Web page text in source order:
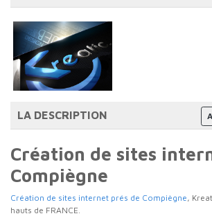
LA DESCRIPTION
Création de sites
Compiègne
Création de sites internet prés de Compiègne,
hauts de FRANCE.